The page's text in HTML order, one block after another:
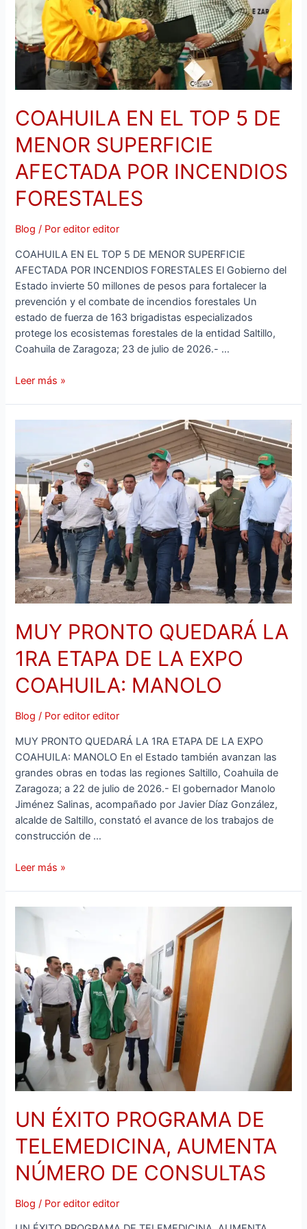
COAHUILA EN EL TOP 5 DE
MENOR SUPERFICIE
AFECTADA POR INCENDIOS
FORESTALES
Blog / Poreditor editor
COAHUILA EN EL TOP 5 DE MENOR SUPERFICIE
AFECTADA POR INCENDIOS FORESTALES El Gobierno del
Estado invierte 50 millones de pesos para fortalecer la
prevención y el combate de incendios forestales Un
estado de fuerza de 163 brigadistas especializados
protege los ecosistemas forestales de la entidad Saltillo,
Coahuila de Zaragoza; 23 de julio de 2026.- …
MENOR
SUPERFICIE
AFECTADA
POR
INCENDIOS
FORESTALES
Leer más »
MUY PRONTO QUEDARÁ LA
1RA ETAPA DE LA EXPO
COAHUILA: MANOLO
Blog / Poreditor editor
MUY PRONTO QUEDARÁ LA 1RA ETAPA DE LA EXPO
COAHUILA: MANOLO En el Estado también avanzan las
grandes obras en todas las regiones Saltillo, Coahuila de
Zaragoza; a 22 de julio de 2026.- El gobernador Manolo
Jiménez Salinas, acompañado por Javier Díaz González,
alcalde de Saltillo, constató el avance de los trabajos de
construcción de …
QUEDARÁ
LA
1RA
ETAPA
DE
LA
EXPO
COAHUILA:
MANOLO
Leer más »
UN ÉXITO PROGRAMA DE
TELEMEDICINA, AUMENTA
NÚMERO DE CONSULTAS
Blog / Poreditor editor
DE
TELEMEDICINA,
AUMENTA
NÚMERO
DE
CONSULTAS